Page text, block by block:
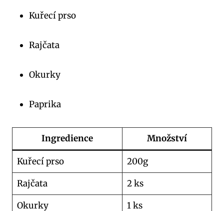
Kuřecí prso
Rajčata
Okurky
Paprika
Ingredience Množství
Kuřecí prso
200g
Rajčata
2 ks
Okurky
1 ks